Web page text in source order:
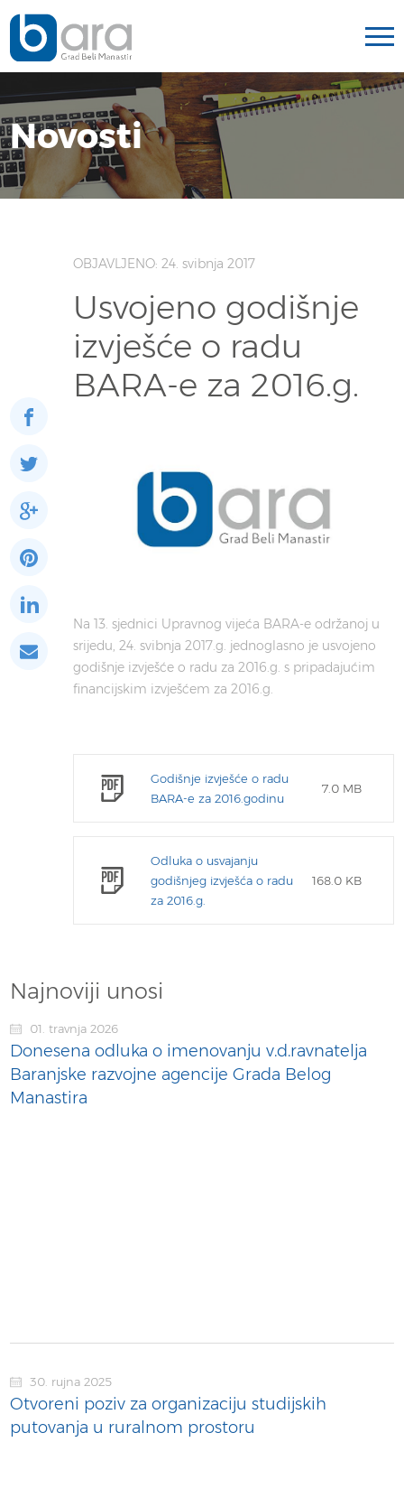
Novosti
OBJAVLJENO: 24. svibnja 2017
Usvojeno godišnje
izvješće o radu
BARA-e za 2016.g.
Na 13. sjednici Upravnog vijeća BARA-e održanoj u
srijedu, 24. svibnja 2017.g. jednoglasno je usvojeno
godišnje izvješće o radu za 2016.g. s pripadajućim
financijskim izvješćem za 2016.g.
Godišnje izvješće o radu
BARA-e za 2016.godinu
7.0 MB
Odluka o usvajanju
godišnjeg izvješća o radu
za 2016.g.
168.0 KB
Najnoviji unosi
01. travnja 2026
Donesena odluka o imenovanju v.d.ravnatelja
Baranjske razvojne agencije Grada Belog
Manastira
30. rujna 2025
Otvoreni poziv za organizaciju studijskih
putovanja u ruralnom prostoru